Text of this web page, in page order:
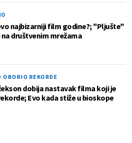
najbizarniji film godine?; "Pljušte"
društvenim mrežama
OBORIO REKORDE
dobija nastavak filma koji je
Evo kada stiže u bioskope